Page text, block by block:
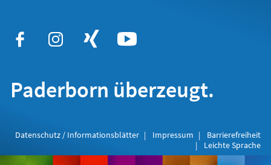
Paderborn überzeugt.
Datenschutz / Informationsblätter Impressum
Barrierefreiheit
Leichte Sprache